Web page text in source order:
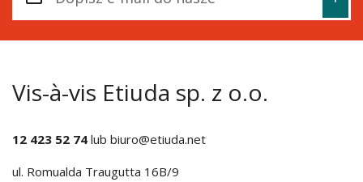
Vis-à-vis Etiuda sp. z o.o.
12 423 52 74 lub biuro@etiuda.net
ul. Romualda Traugutta 16B/9